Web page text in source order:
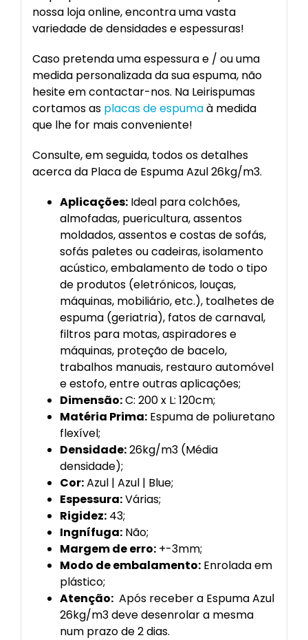
nossa loja online, encontra uma vasta
variedade de densidades e espessuras!
Caso pretenda uma espessura e / ou uma
medida personalizada da sua espuma, não
hesite em contactar-nos. Na Leirispumas
cortamos as placas de espumaà medida
que lhe for mais conveniente!
Consulte, em seguida, todos os detalhes
acerca da Placa de Espuma Azul 26kg/m3.
Aplicações:Ideal para colchões,
almofadas, puericultura, assentos
moldados, assentos e costas de sofás,
sofás paletes ou cadeiras, isolamento
acústico, embalamento de todo o tipo
de produtos (eletrónicos, louças,
máquinas, mobiliário, etc.), toalhetes de
espuma (geriatria), fatos de carnaval,
filtros para motas, aspiradores e
máquinas, proteção de bacelo,
trabalhos manuais, restauro automóvel
e estofo, entre outras aplicações;
Dimensão:C: 200 x L: 120cm;
Matéria Prima:Espuma de poliuretano
flexível;
Densidade:26kg/m3 (Média
densidade);
Cor:Azul | Azul | Blue;
Espessura:Várias;
Rigidez:43;
Ingnífuga:Não;
Margem de erro:+-3mm;
Modo de embalamento:Enrolada em
plástico;
Atenção:Após receber a Espuma Azul
26kg/m3 deve desenrolar a mesma
num prazo de 2 dias.